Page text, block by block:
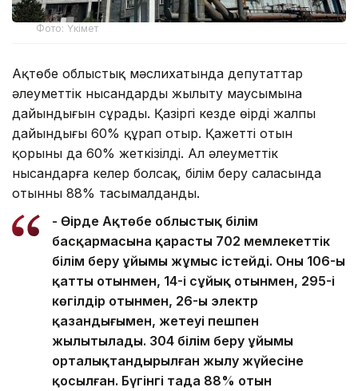
Фото: Үкімет
Ақтөбе облыстық мәслихатында депутаттар
әлеуметтік нысандардың жылыту маусымына
дайындығын сұрады. Қазіргі кезде өңірдің жалпы
дайындығы 60% құрап отыр. Қажетті отын
қорының да 60% жеткізілді. Ал әлеуметтік
нысандарға келер болсақ, білім беру саласында
отынның 88% тасымалданды.
- Өңірде Ақтөбе облыстық білім
басқармасына қарасты 702 мемлекеттік
білім беру ұйымы жұмыс істейді. Оның 106-ы
қатты отынмен, 14-і сұйық отынмен, 295-і
көгілдір отынмен, 26-ы электр
қазандығымен, жетеуі пешпен
жылытылады. 304 білім беру ұйымы
орталықтандырылған жылу жүйесіне
қосылған. Бүгінгі таңда 88% отын